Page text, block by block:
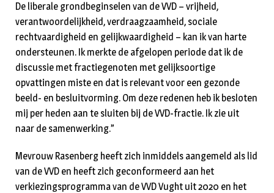
De liberale grondbeginselen van de VVD – vrijheid,
verantwoordelijkheid, verdraagzaamheid, sociale
rechtvaardigheid en gelijkwaardigheid – kan ik van harte
ondersteunen. Ik merkte de afgelopen periode dat ik de
discussie met fractiegenoten met gelijksoortige
opvattingen miste en dat is relevant voor een gezonde
beeld- en besluitvorming. Om deze redenen heb ik besloten
mij per heden aan te sluiten bij de VVD-fractie. Ik zie uit
naar de samenwerking.”
Mevrouw Rasenberg heeft zich inmiddels aangemeld als lid
van de VVD en heeft zich geconformeerd aan het
verkiezingsprogramma van de VVD Vught uit 2020 en het